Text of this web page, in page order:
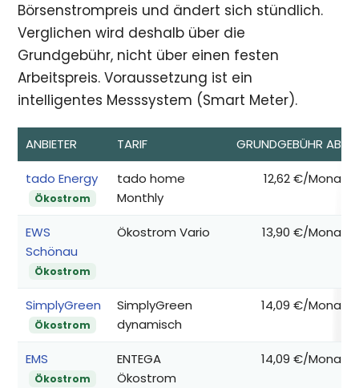
Börsenstrompreis und ändert sich stündlich.
Verglichen wird deshalb über die
Grundgebühr, nicht über einen festen
Arbeitspreis. Voraussetzung ist ein
intelligentes Messsystem (Smart Meter).
ANBIETER TARIF GRUNDGEBÜHR AB*
tado Energy
Ökostrom
tado home
Monthly
12,62 €/Monat
EWS
Schönau
Ökostrom
Ökostrom Vario 13,90 €/Monat
SimplyGreen
Ökostrom
SimplyGreen
dynamisch
14,09 €/Monat
EMS
Ökostrom
ENTEGA
Ökostrom
14,09 €/Monat